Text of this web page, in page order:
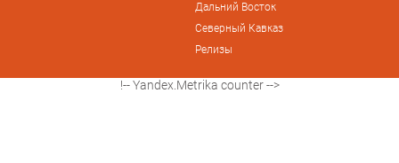
Дальний Восток
Северный Кавказ
Релизы
!-- Yandex.Metrika counter -->